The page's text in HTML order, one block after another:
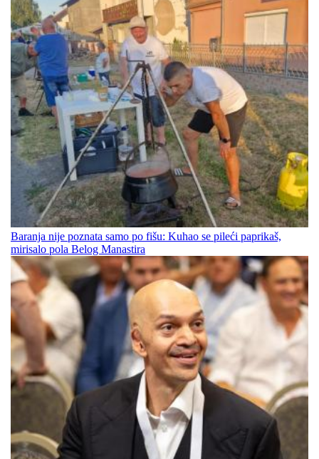
Baranja nije poznata samo po fišu: Kuhao se pileći paprikaš,
mirisalo pola Belog Manastira